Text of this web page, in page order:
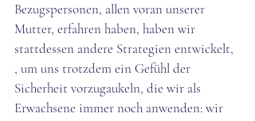
Bezugspersonen, allen voran unserer
Mutter, erfahren haben, haben wir
stattdessen andere Strategien entwickelt,
, um uns trotzdem ein Gefühl der
Sicherheit vorzugaukeln, die wir als
Erwachsene immer noch anwenden: wir